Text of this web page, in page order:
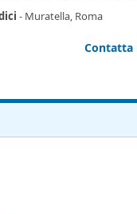
Per informazioni
- Muratella, Roma
Contatta